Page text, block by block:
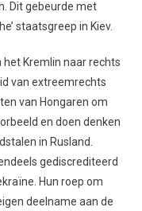
Dit gebeurde met
staatsgreep in Kiev.
het Kremlin naar rechts
van extreemrechts
van Hongaren om
en doen denken
in Rusland.
gediscrediteerd
Hun roep om
deelname aan de